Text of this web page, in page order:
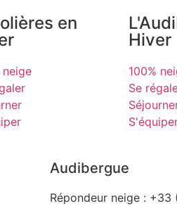
en
neige
Hiver
100%
Se
Audibergue
Répondeur neige : +33